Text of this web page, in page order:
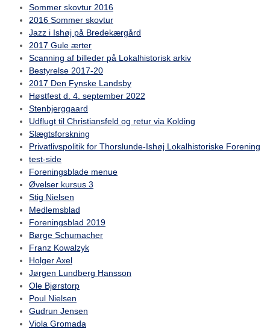
Sommer skovtur 2016
2016 Sommer skovtur
Jazz i Ishøj på Bredekærgård
2017 Gule ærter
Scanning af billeder på Lokalhistorisk arkiv
Bestyrelse 2017-20
2017 Den Fynske Landsby
Høstfest d. 4. september 2022
Stenbjerggaard
Udflugt til Christiansfeld og retur via Kolding
Slægtsforskning
Privatlivspolitik for Thorslunde-Ishøj Lokalhistoriske Forening
test-side
Foreningsblade menue
Øvelser kursus 3
Stig Nielsen
Medlemsblad
Foreningsblad 2019
Børge Schumacher
Franz Kowalzyk
Holger Axel
Jørgen Lundberg Hansson
Ole Bjørstorp
Poul Nielsen
Gudrun Jensen
Viola Gromada